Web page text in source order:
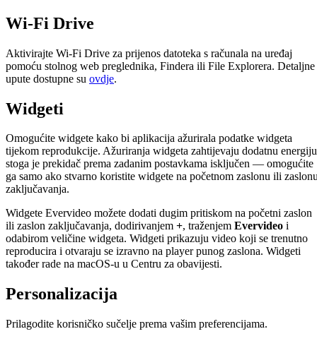
Wi-Fi Drive
Aktivirajte Wi-Fi Drive za prijenos datoteka s računala na uređaj
pomoću stolnog web preglednika, Findera ili File Explorera. Detaljne
upute dostupne su ovdje.
Widgeti
Omogućite widgete kako bi aplikacija ažurirala podatke widgeta
tijekom reprodukcije. Ažuriranja widgeta zahtijevaju dodatnu
stoga je prekidač prema zadanim postavkama isključen — omogućite
ga samo ako stvarno koristite widgete na početnom zaslonu ili
zaključavanja.
Widgete Evervideo možete dodati dugim pritiskom na početni zaslon
ili zaslon zaključavanja, dodirivanjem +, traženjem Evervideo i
odabirom veličine widgeta. Widgeti prikazuju video koji se trenutno
reproducira i otvaraju se izravno na player punog zaslona. Widgeti
također rade na macOS-u u Centru za obavijesti.
Personalizacija
Prilagodite korisničko sučelje prema vašim preferencijama.